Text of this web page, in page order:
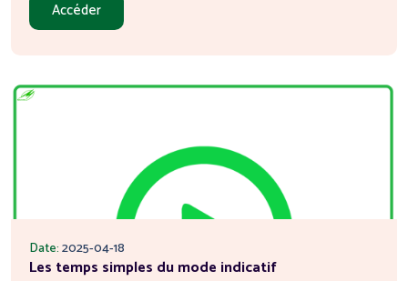
Accéder
Date:2025-04-18
Les temps simples du mode indicatif